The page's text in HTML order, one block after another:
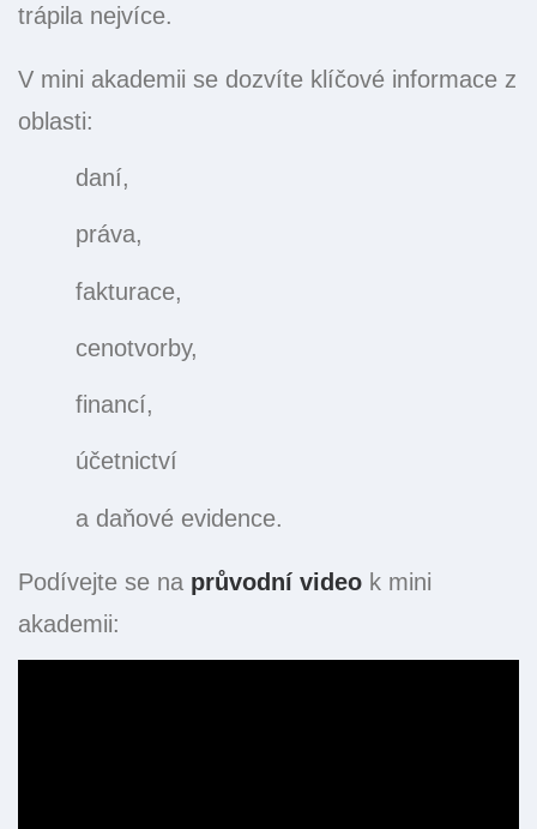
trápila nejvíce.
V mini akademii se dozvíte klíčové informace z
oblasti:
daní,
práva,
fakturace,
cenotvorby,
financí,
účetnictví
a daňové evidence.
Podívejte se na průvodní video k mini
akademii: